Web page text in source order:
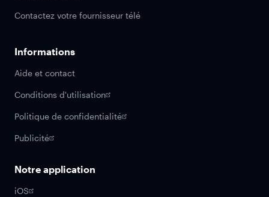
Contactez votre fournisseur télé
Informations
Aide et contact
Conditions d'utilisation
Politique de confidentialité
Publicité
Notre application
iOS